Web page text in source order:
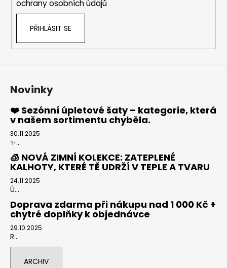
ochrany osobních údajů
PŘIHLÁSIT SE
Novinky
❤️ Sezónní úpletové šaty – kategorie, která
v našem sortimentu chyběla.
30.11.2025
✨...
🧊 NOVÁ ZIMNÍ KOLEKCE: ZATEPLENÉ
KALHOTY, KTERÉ TĚ UDRŽÍ V TEPLE A TVARU
24.11.2025
Ú...
Doprava zdarma při nákupu nad 1 000 Kč +
chytré doplňky k objednávce
29.10.2025
R...
ARCHIV